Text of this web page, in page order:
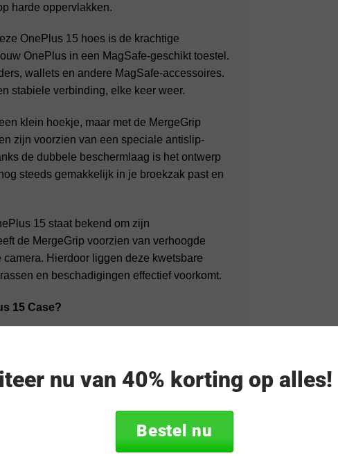
harde oppervlakken.
OnePlus 15 hoes is de krachtige
OnePlus in een MagSafe-geschikt toestel.
wallets en andere MagSafe-accessoires.
stabiele verbinding, elke keer weer.
klein hoekje, maar met de MergeGrip
zijn voorzien van een speciale antislip-
de dubbele beschermlaag is het ontwerp
steeds gemakkelijk in je broekzak past en
15 staat bekend om zijn
de MergeGrip voorzien van verhoogde
Hierdoor liggen deze kwetsbare
en beschadigingen effectief voorkomt.
15 Case?
door dubbellaagse constructie.
en laders met jouw OnePlus.
dat je toestel uit je handen glipt.
poorten en tactiele knoppen die de klik-
nu van 40% korting op alles!
Bestel nu